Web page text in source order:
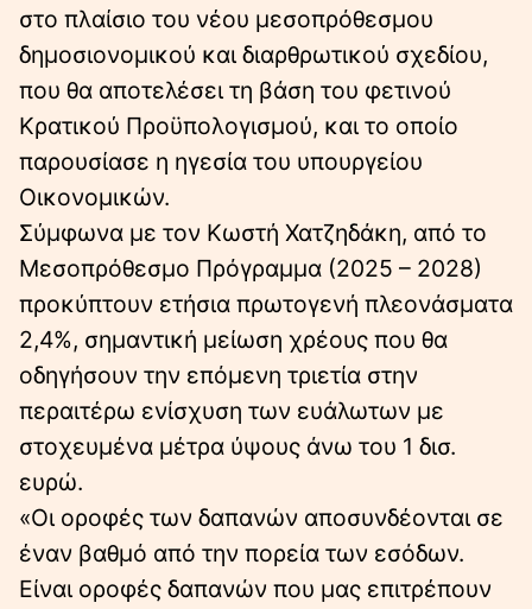
στο πλαίσιο του νέου μεσοπρόθεσμου
δημοσιονομικού και διαρθρωτικού σχεδίου,
που θα αποτελέσει τη βάση του φετινού
Κρατικού Προϋπολογισμού, και το οποίο
παρουσίασε η ηγεσία του υπουργείου
Οικονομικών.
Σύμφωνα με τον Κωστή Χατζηδάκη, από το
Μεσοπρόθεσμο Πρόγραμμα (2025 – 2028)
προκύπτουν ετήσια πρωτογενή πλεονάσματα
2,4%, σημαντική μείωση χρέους που θα
οδηγήσουν την επόμενη τριετία στην
περαιτέρω ενίσχυση των ευάλωτων με
στοχευμένα μέτρα ύψους άνω του 1 δισ.
ευρώ.
«Οι οροφές των δαπανών αποσυνδέονται σε
έναν βαθμό από την πορεία των εσόδων.
Είναι οροφές δαπανών που μας επιτρέπουν